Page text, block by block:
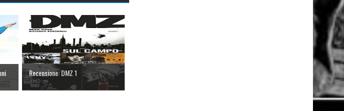
Recensione: DMZ 1